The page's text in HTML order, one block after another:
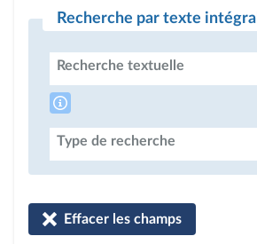
Recherche par texte intégral
Recherche textuelle
Type de recherche
Effacer les champs